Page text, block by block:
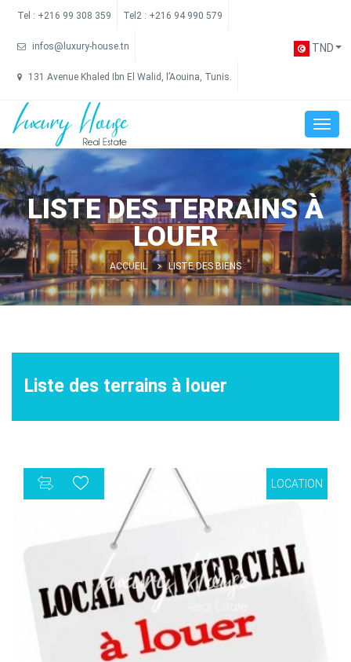
Tel : +216 99 308 359 Tel2 : +216 94 990 579
infos@luxury-house.tn
131 Avenue Khaled Ibn El Walid, l’Aouina, Tunis.
TND
LISTE DES TERRAINS À
LOUER
ACCUEIL LISTE DES BIENS
Liste des terrains à louer
LOCATION